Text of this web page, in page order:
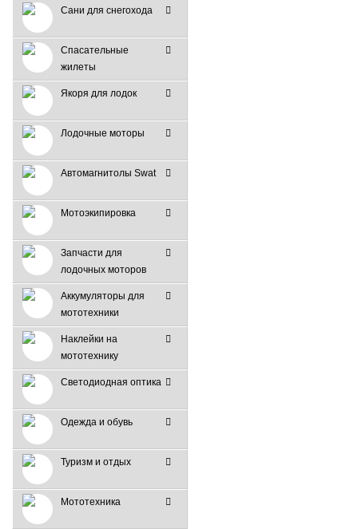
Сани для снегохода
Спасательные
жилеты
Якоря для лодок
Лодочные моторы
Автомагнитолы Swat
Мотоэкипировка
Запчасти для
лодочных моторов
Аккумуляторы для
мототехники
Наклейки на
мототехнику
Светодиодная оптика
Одежда и обувь
Туризм и отдых
Мототехника